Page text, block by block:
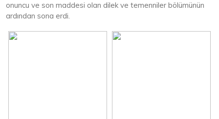
onuncu ve son maddesi olan dilek ve temenniler bölümünün
ardından sona erdi.